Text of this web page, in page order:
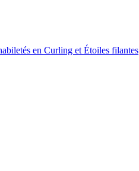
en Curling et Étoiles filantes